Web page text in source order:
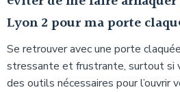
Lyon 2 pour ma porte
Se retrouver avec une porte
stressante et frustrante, surtout si
des outils nécessaires pour l’ouvrir